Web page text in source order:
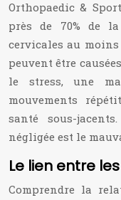
Orthopaedic &
près de 70% de
cervicales au
peuvent être
le stress, une
mouvements
santé sous-
négligée est le
Le lien entre
Comprendre la